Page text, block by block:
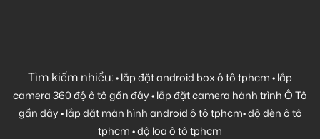
Tìm kiếm nhiều:•lắp đặt android box ô tô tphcm•lắp
camera 360 độ ô tô gần đây•lắp đặt camera hành trình Ô Tô
gần đây•lắp đặt màn hình android ô tô tphcm•độ đèn ô tô
tphcm•độ loa ô tô tphcm